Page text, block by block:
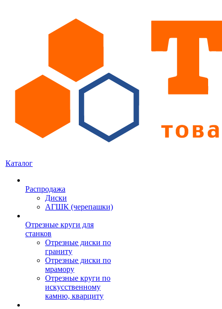
Каталог
Распродажа
Диски
АГШК (черепашки)
Отрезные круги для
станков
Отрезные диски по
граниту
Отрезные диски по
мрамору
Отрезные круги по
искусственному
камню, кварциту